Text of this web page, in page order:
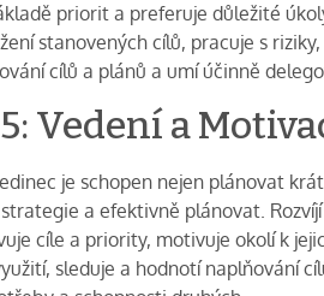
priorit a preferuje důležité
stanovených cílů, pracuje s
cílů a plánů a umí účinně
Vedení a
je schopen nejen plánovat
a efektivně plánovat.
cíle a priority, motivuje okolí k
sleduje a hodnotí naplňování